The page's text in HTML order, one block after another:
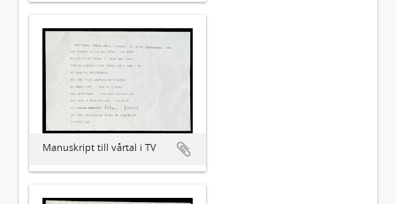
Manuskript till vårtal i TV